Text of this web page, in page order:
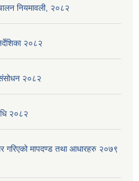
नियमावली, २०८२
२०८२
२०८२
२०८२
गरिएको मापदण्ड तथा आधारहरु २०७९